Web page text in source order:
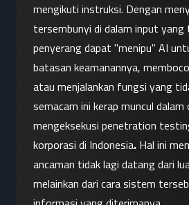
mengikuti instruksi. Dengan
tersembunyi di dalam input yang
penyerang dapat "menipu" AI
batasan keamanannya,
atau menjalankan fungsi yang
semacam ini kerap muncul
mengeksekusi penetration
korporasi di Indonesia. Hal ini
ancaman tidak lagi datang dari
melainkan dari cara sistem